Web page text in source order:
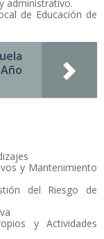
administrativo.
de Educación de
y Mantenimiento
del Riesgo de
y Actividades